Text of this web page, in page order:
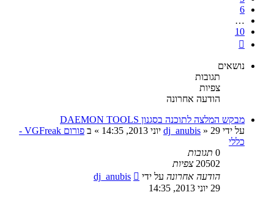
6
…
10
נושאים
תגובות
צפיות
הודעה אחרונה
מבקש המלצה לתוכנה בסגנון DAEMON TOOLS
על ידי
dj_anubis » 29 יוני 2013, 14:35 » ב
פורום VGFreak -
כללי
0 תגובות
20502 צפיות
הודעה אחרונה על ידי
dj_anubis
29 יוני 2013, 14:35